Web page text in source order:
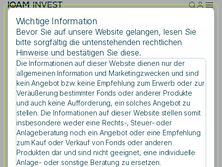
Skip to main content
Suche
Suchbegriff eingeben
Donnerstag, 03.08.2023
IQAM Best Paper Prize
Teilen
Wichtige Information
Bevor Sie auf unsere Website gelangen, lesen Sie
bitte sorgfältig die untenstehenden rechtlichen
Hinweise und bestätigen Sie diese.
Die Informationen auf dieser Website dienen nur der
allgemeinen Information und Marketingzwecken und sind
kein Angebot bzw. keine Empfehlung zum Erwerb oder zur
Veräußerung bestimmter Fonds oder anderer Produkte
und auch keine Aufforderung, ein solches Angebot zu
stellen. Die Informationen auf dieser Website stellen somit
insbesondere weder eine Rechts-, Steuer- oder
Anlageberatung noch ein Angebot oder eine Empfehlung
zum Kauf oder Verkauf von Fonds oder anderen
Produkten dar und sind nicht geeignet, eine individuelle
Anlage- oder sonstige Beratung zu ersetzen.